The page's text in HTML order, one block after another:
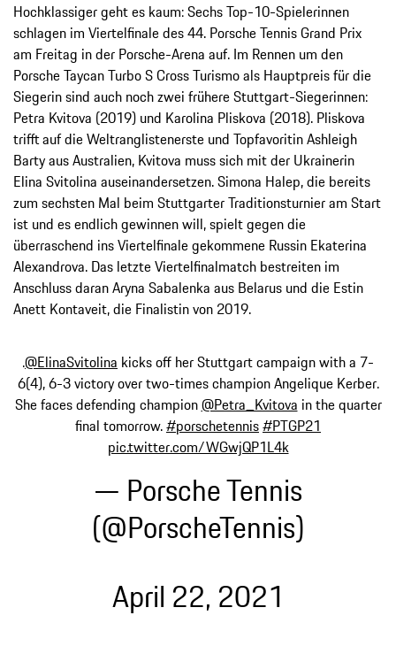
Hochklassiger geht es kaum: Sechs Top-10-Spielerinnen
schlagen im Viertelfinale des 44. Porsche Tennis Grand Prix
am Freitag in der Porsche-Arena auf. Im Rennen um den
Porsche Taycan Turbo S Cross Turismo als Hauptpreis für die
Siegerin sind auch noch zwei frühere Stuttgart-Siegerinnen:
Petra Kvitova (2019) und Karolina Pliskova (2018). Pliskova
trifft auf die Weltranglistenerste und Topfavoritin Ashleigh
Barty aus Australien, Kvitova muss sich mit der Ukrainerin
Elina Svitolina auseinandersetzen. Simona Halep, die bereits
zum sechsten Mal beim Stuttgarter Traditionsturnier am Start
ist und es endlich gewinnen will, spielt gegen die
überraschend ins Viertelfinale gekommene Russin Ekaterina
Alexandrova. Das letzte Viertelfinalmatch bestreiten im
Anschluss daran Aryna Sabalenka aus Belarus und die Estin
Anett Kontaveit, die Finalistin von 2019.
.@ElinaSvitolina kicks off her Stuttgart campaign with a 7-
6(4), 6-3 victory over two-times champion Angelique Kerber.
She faces defending champion@Petra_Kvitova in the quarter
final tomorrow.#porschetennis#PTGP21
pic.twitter.com/WGwjQP1L4k
— Porsche Tennis
(@PorscheTennis)
April 22, 2021